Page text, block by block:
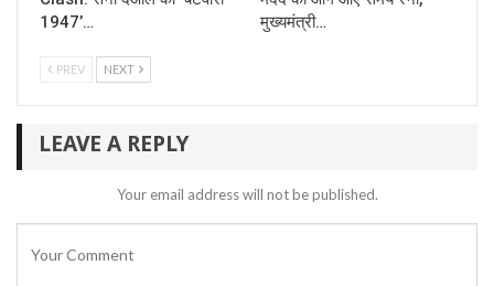
1947’…
मुख्यमंत्री…
PREV NEXT
LEAVE A REPLY
Your email address will not be published.